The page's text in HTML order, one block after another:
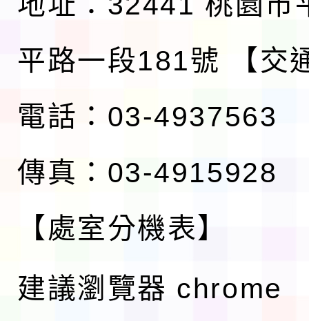
平路一段181號
【交
電話：03-4937563
傳真：03-4915928
【處室分機表】
建議瀏覽器 chrome